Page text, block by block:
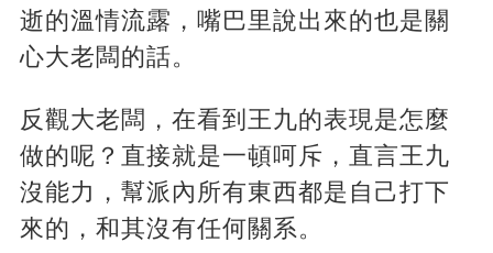
逝的溫情流露，嘴巴里說出來的也是關
心大老闆的話。
反觀大老闆，在看到王九的表現是怎麼
做的呢？直接就是一頓呵斥，直言王九
沒能力，幫派內所有東西都是自己打下
來的，和其沒有任何關系。